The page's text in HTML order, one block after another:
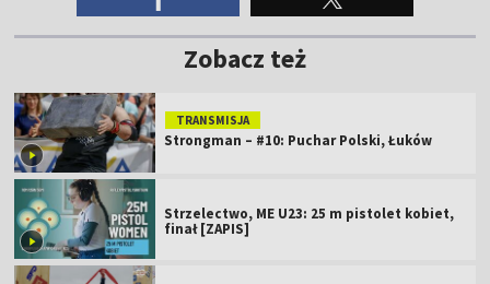
Zobacz też
TRANSMISJA
Strongman – #10: Puchar Polski, Łuków
Strzelectwo, ME U23: 25 m pistolet kobiet,
finał [ZAPIS]